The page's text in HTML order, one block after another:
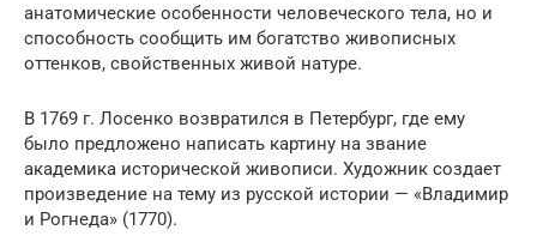
анатомические особенности человеческого тела, но и
способность сообщить им богатство живописных
оттенков, свойственных живой натуре.
В 1769 г. Лосенко возвратился в Петербург, где ему
было предложено написать картину на звание
академика исторической живописи. Художник создает
произведение на тему из русской истории — «Владимир
и Рогнеда» (1770).